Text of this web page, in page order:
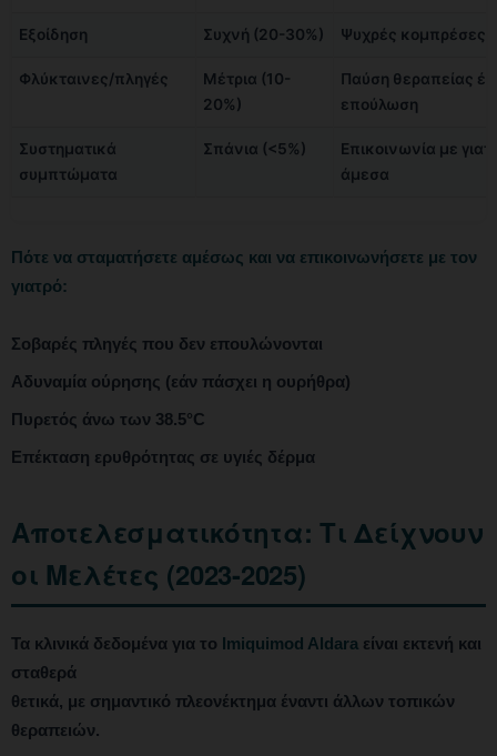
Εξοίδηση Συχνή (20-30%) Ψυχρές κομπρέσες
Φλύκταινες/πληγές
Μέτρια (10-
20%)
Παύση θεραπείας
επούλωση
Συστηματικά
συμπτώματα
Σπάνια (<5%)
Επικοινωνία με
άμεσα
Πότε να σταματήσετε αμέσως και να επικοινωνήσετε με τον
γιατρό:
Σοβαρές πληγές που δεν επουλώνονται
Αδυναμία ούρησης (εάν πάσχει η ουρήθρα)
Πυρετός άνω των 38.5°C
Επέκταση ερυθρότητας σε υγιές δέρμα
Αποτελεσματικότητα: Τι Δείχνουν
οι Μελέτες (2023-2025)
Τα κλινικά δεδομένα για το Imiquimod Aldara είναι εκτενή και
σταθερά
θετικά, με σημαντικό πλεονέκτημα έναντι άλλων τοπικών
θεραπειών.